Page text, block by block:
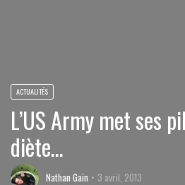
ACTUALITÉS
L’US Army met ses
diète…
Nathan Gain 3 avril, 2013